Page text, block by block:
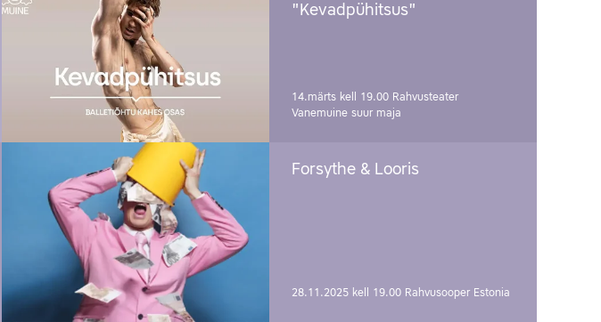
"Kevadpühitsus"
14.märts kell 19.00 Rahvusteater
Vanemuine suur maja
Forsythe & Looris
28.11.2025 kell 19.00 Rahvusooper Estonia